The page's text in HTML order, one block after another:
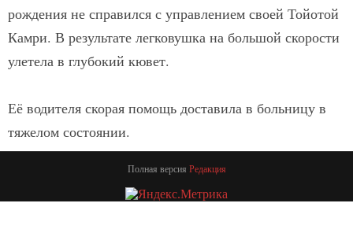
рождения не справился с управлением своей Тойотой
Камри. В результате легковушка на большой скорости
улетела в глубокий кювет.
Её водителя скорая помощь доставила в больницу в
тяжелом состоянии.
Полная версия Редакция